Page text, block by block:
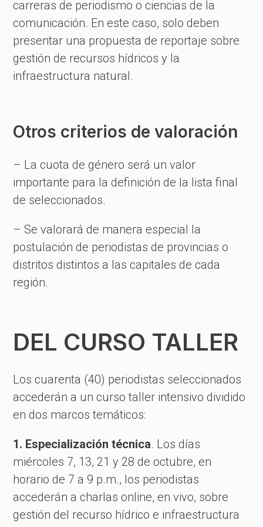
carreras de periodismo o ciencias de la
comunicación. En este caso, solo deben
presentar una propuesta de reportaje sobre
gestión de recursos hídricos y la
infraestructura natural.
Otros criterios de valoración
– La cuota de género será un valor
importante para la definición de la lista final
de seleccionados.
– Se valorará de manera especial la
postulación de periodistas de provincias o
distritos distintos a las capitales de cada
región.
DEL CURSO TALLER
Los cuarenta (40) periodistas seleccionados
accederán a un curso taller intensivo dividido
en dos marcos temáticos:
1. Especialización técnica. Los días
miércoles 7, 13, 21 y 28 de octubre, en
horario de 7 a 9 p.m., los periodistas
accederán a charlas online, en vivo, sobre
gestión del recurso hídrico e infraestructura